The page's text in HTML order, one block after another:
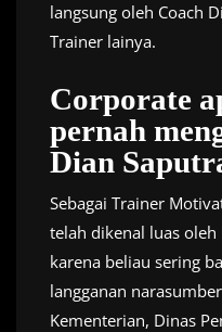
langsung oleh Coach
Trainer lainya.
Corporate
pernah
Dian
Sebagai Trainer
telah dikenal luas
karena beliau sering
langganan
Kementerian, Dinas